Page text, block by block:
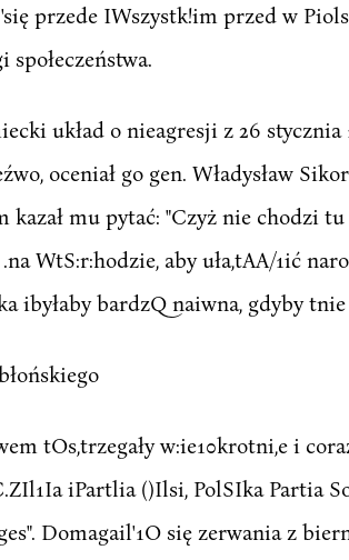
'się przede IWszystk!im przed w
układ o nieagresji z 26 stycznia
oceniał go gen. Władysław
kazał mu pytać: "Czyż nie chodzi
WtS:r:hodzie, aby uła,tAA/1ić
ibyłaby bardzQ naiwna, gdyby tnie
tOs,trzegały w:ie10krotni,e i
iPartlia ()Ilsi, PolSIka Partia
Domagail'1O się zerwania z